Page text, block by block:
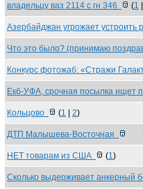
владельцу ваз 2114 с гн 346 (1
Азербайджан угрожает устроить
Что это было? (принимаю
Конкурс фотожаб: «Стражи
Екб-УФА, срочная посылка ищет
Кольцово (1 2)
ДТП Малышева-Восточная
НЕТ товарам из США (1)
Сколько выдерживает анкерный